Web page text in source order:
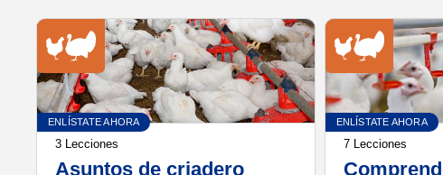
ENLÍSTATE AHORA
3 Lecciones
Asuntos de criadero
ENLÍSTATE AHORA
7 Lecciones